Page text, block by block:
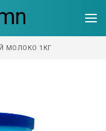
МОЛОКО 1КГ